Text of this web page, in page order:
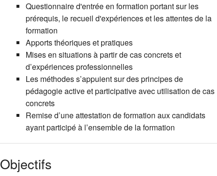
Questionnaire d'entrée en formation portant sur les
prérequis, le recueil d'expériences et les attentes de la
formation
Apports théoriques et pratiques
Mises en situations à partir de cas concrets et
d’expériences professionnelles
Les méthodes s’appuient sur des principes de
pédagogie active et participative avec utilisation de cas
concrets
Remise d’une attestation de formation aux candidats
ayant participé à l’ensemble de la formation
Objectifs